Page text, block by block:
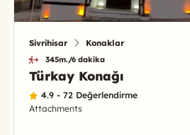
Sivrihisar Konaklar
345m./6 dakika
Türkay Konağı
4.9 - 72 Değerlendirme
Attachments